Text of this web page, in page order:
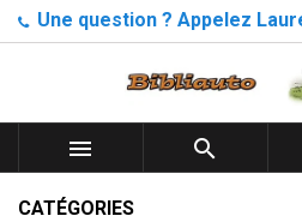
Une question ? Appelez
 
CATÉGORIES